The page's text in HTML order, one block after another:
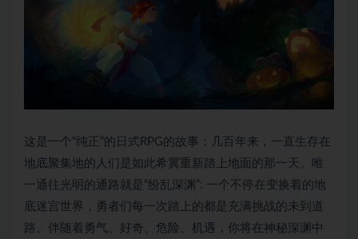
这是一个“纯正”的日式RPG的故事：几百年来，一直生存在
地底聚集地的人们是如此希冀重新踏上地面的那一天。唯
一通往光明的通路就是“纷乱深渊”: 一个不停在变换着的地
底迷宫世界，勇者们每一次踏上的都是充满挑战的未到道
路。伴随着勇气、好奇、危险、机遇，你将在神秘深渊中